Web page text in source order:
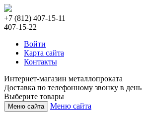
+7 (812) 407-15-11
407-15-22
Войти
Карта сайта
Контакты
Интернет-магазин металлопроката
Доставка по телефонному звонку в
Выберите товары
Меню сайта Меню сайта